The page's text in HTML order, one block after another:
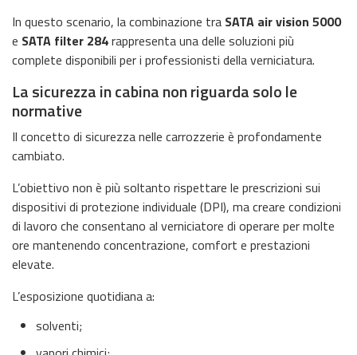
In questo scenario, la combinazione tra SATA air vision 5000
e SATA filter 284rappresenta una delle soluzioni più
complete disponibili per i professionisti della verniciatura.
La sicurezza in cabina non riguarda solo le
normative
Il concetto di sicurezza nelle carrozzerie è profondamente
cambiato.
L’obiettivo non è più soltanto rispettare le prescrizioni sui
dispositivi di protezione individuale (DPI), ma creare condizioni
di lavoro che consentano al verniciatore di operare per molte
ore mantenendo concentrazione, comfort e prestazioni
elevate.
L’esposizione quotidiana a:
solventi;